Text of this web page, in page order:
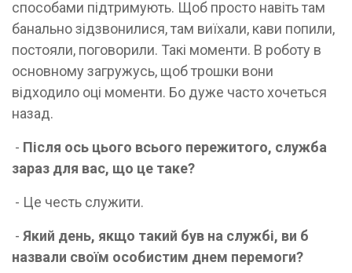
способами підтримують. Щоб просто навіть там
банально зідзвонилися, там виїхали, кави попили,
постояли, поговорили. Такі моменти. В роботу в
основному загружусь, щоб трошки вони
відходило оці моменти. Бо дуже часто хочеться
назад.
- Після ось цього всього пережитого, служба
зараз для вас, що це таке?
- Це честь служити.
- Який день, якщо такий був на службі, ви б
назвали своїм особистим днем перемоги?